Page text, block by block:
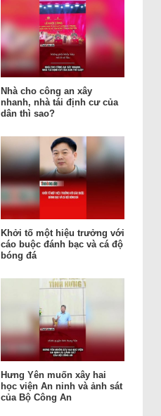
Nhà cho công an xây
nhanh, nhà tái định cư của
dân thì sao?
Khởi tố một hiệu trưởng với
cáo buộc đánh bạc và cá độ
bóng đá
Hưng Yên muốn xây hai
học viện An ninh và ảnh sát
của Bộ Công An